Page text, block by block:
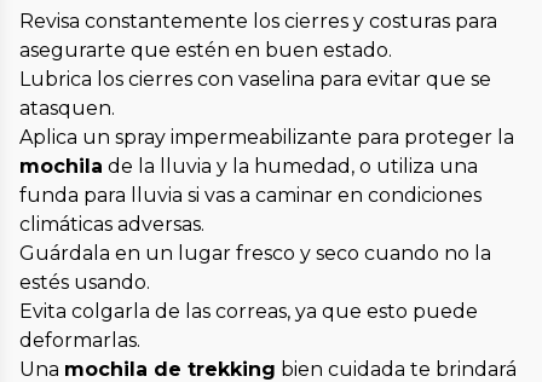
Revisa constantemente los cierres y costuras para
asegurarte que estén en buen estado.
Lubrica los cierres con vaselina para evitar que se
atasquen.
Aplica un spray impermeabilizante para proteger la
mochila de la lluvia y la humedad, o utiliza una
funda para lluvia si vas a caminar en condiciones
climáticas adversas.
Guárdala en un lugar fresco y seco cuando no la
estés usando.
Evita colgarla de las correas, ya que esto puede
deformarlas.
Una mochila de trekking bien cuidada te brindará